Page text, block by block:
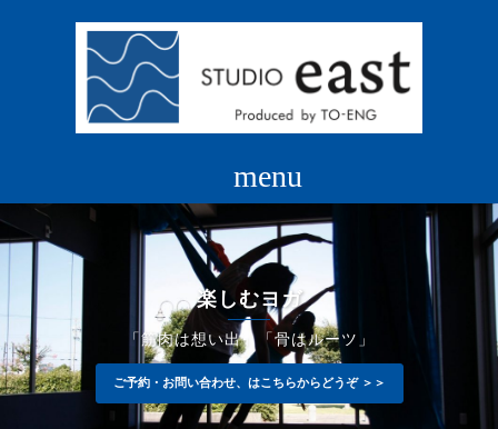
キ
楽しむヨガ
「筋肉は想い出」「骨はルーツ」
ご予約・お問い合わせ、はこちらからどうぞ ＞＞